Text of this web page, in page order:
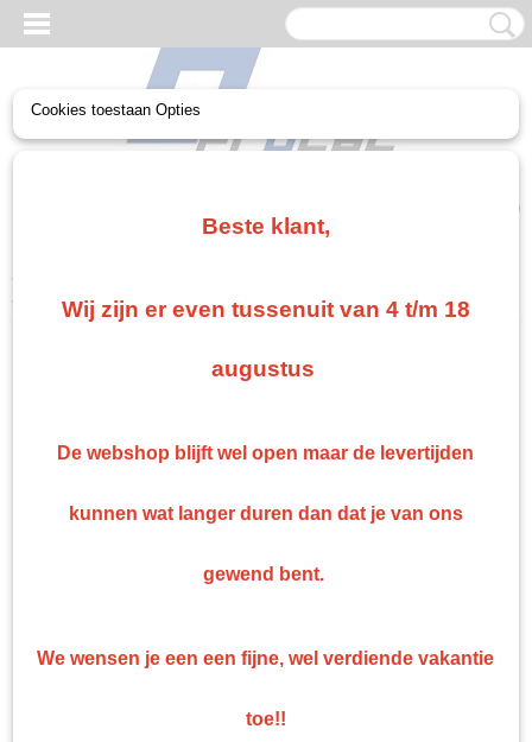
(0)
Home
sealer 9141 DTM nat in nat primer
Gratis verzending als je bestelt voor €75,00 of meer in Nederland. België en Duitsland
Indien op voorraad: binnen 1 werkdag geleverd
Retourneren kan gemakkelijk binnen 14 dagen
Professionele nonpaint artikelen en gereedschappen tegen bodemprijzen!
Cookies toestaan Opties
Beste klant,
Wij zijn er even tussenuit van 4 t/m 18
augustus
De webshop blijft wel open maar de levertijden
kunnen wat langer duren dan dat je van ons
gewend bent.
We wensen je een een fijne, wel verdiende vakantie
toe!!